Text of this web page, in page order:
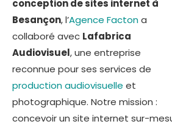
conception de sites internet à
Besançon, l’Agence Factona
collaboré avec Lafabrica
Audiovisuel, une entreprise
reconnue pour ses services de
production audiovisuelle et
photographique. Notre mission :
concevoir un site internet sur-